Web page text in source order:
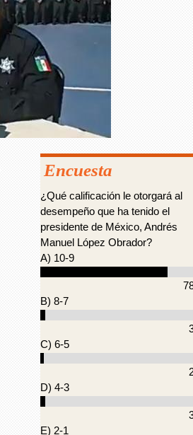
Encuesta
¿Qué calificación le otorgará al
desempeño que ha tenido el
presidente de México, Andrés
Manuel López Obrador?
A) 10-9
B) 8-7
C) 6-5
D) 4-3
E) 2-1